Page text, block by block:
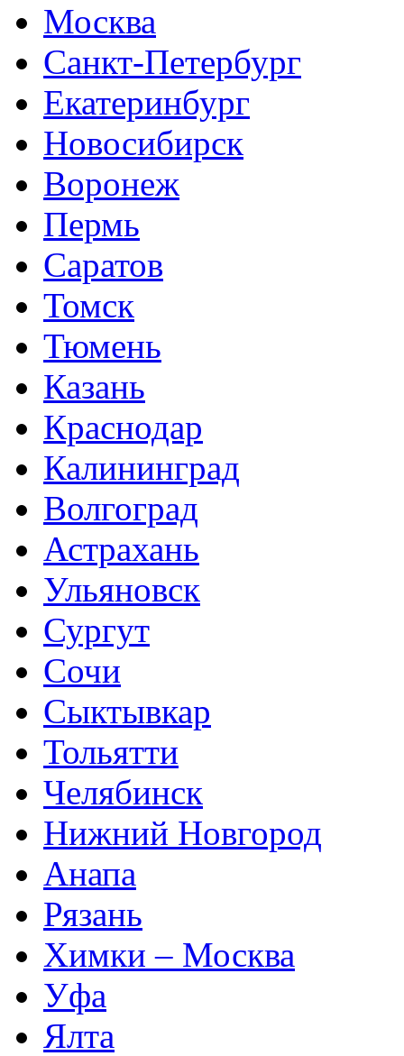
Москва
Санкт-Петербург
Екатеринбург
Новосибирск
Воронеж
Пермь
Саратов
Томск
Тюмень
Казань
Краснодар
Калининград
Волгоград
Астрахань
Ульяновск
Сургут
Сочи
Сыктывкар
Тольятти
Челябинск
Нижний Новгород
Анапа
Рязань
Химки – Москва
Уфа
Ялта